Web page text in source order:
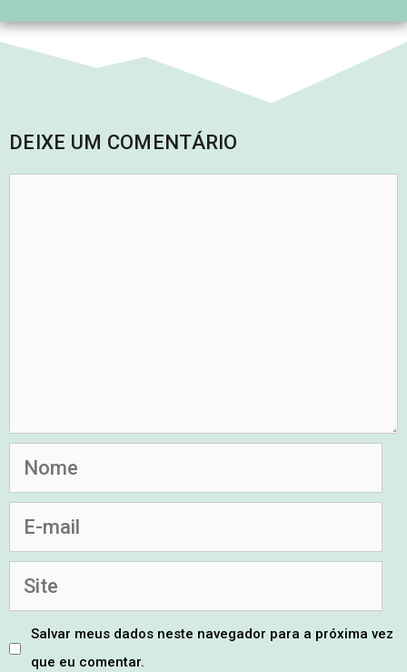
DEIXE UM COMENTÁRIO
Salvar meus dados neste navegador para a próxima vez
que eu comentar.